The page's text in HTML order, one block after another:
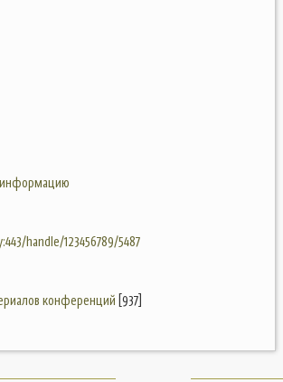
информацию
handle/123456789/5487
конференций [937]